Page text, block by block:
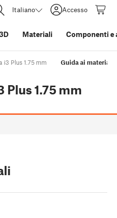
Italiano Accesso
Materiali Componenti e
i3 Plus 1.75 mm Guida ai materiali
Plus 1.75 mm